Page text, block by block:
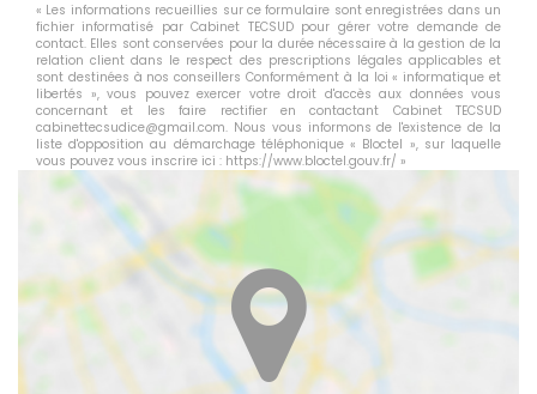
« Les informations recueillies sur ce formulaire sont enregistrées dans un
fichier informatisé par Cabinet TECSUD pour gérer votre demande de
contact. Elles sont conservées pour la durée nécessaire à la gestion de la
relation client dans le respect des prescriptions légales applicables et
sont destinées à nos conseillers Conformément à la loi « informatique et
libertés », vous pouvez exercer votre droit d'accès aux données vous
concernant et les faire rectifier en contactant Cabinet TECSUD
cabinettecsudice@gmail.com. Nous vous informons de l'existence de la
liste d'opposition au démarchage téléphonique « Bloctel », sur laquelle
vous pouvez vous inscrire ici : https://www.bloctel.gouv.fr/ »